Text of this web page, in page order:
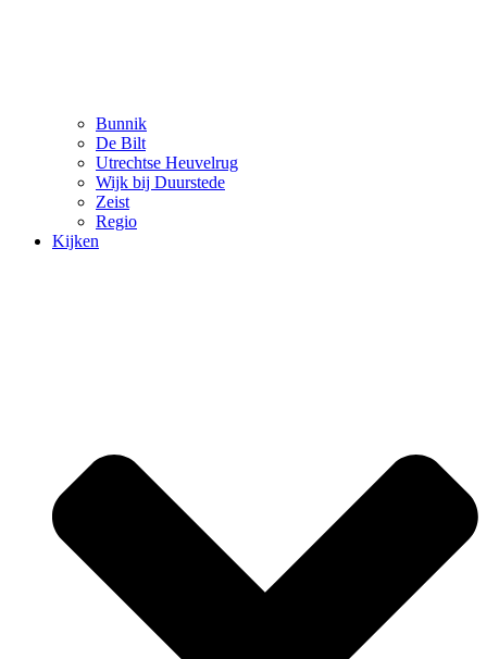
Bunnik
De Bilt
Utrechtse Heuvelrug
Wijk bij Duurstede
Zeist
Regio
Kijken